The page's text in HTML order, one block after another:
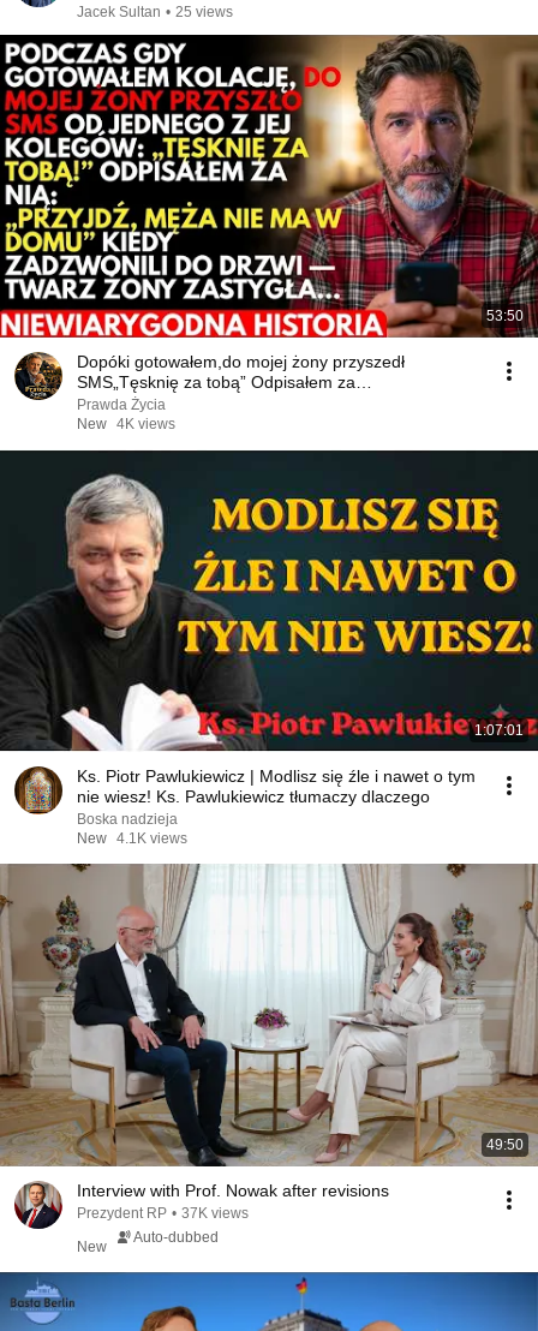
Jacek Sultan • 25 views
53:50
Dopóki gotowałem,do mojej żony przyszedł
SMS„Tęsknię za tobą” Odpisałem za
nią„PRZYJDŻ!Męża ni
Prawda Życia
New 4K views
1:07:01
Ks. Piotr Pawlukiewicz | Modlisz się źle i nawet o tym
nie wiesz! Ks. Pawlukiewicz tłumaczy dlaczego
Boska nadzieja
New 4.1K views
49:50
Interview with Prof. Nowak after revisions
Prezydent RP • 37K views
New
Auto-dubbed